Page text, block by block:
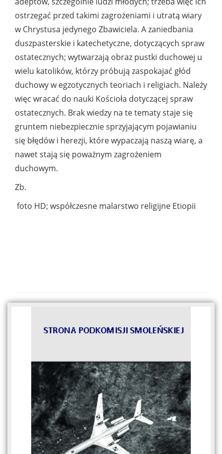
ostrzegać przed takimi zagrożeniami i utratą wiary
w Chrystusa jedynego Zbawiciela. A zaniedbania
duszpasterskie i katechetyczne, dotyczących spraw
ostatecznych; wytwarzają obraz pustki duchowej u
wielu katolików, którzy próbują zaspokajać głód
duchowy w egzotycznych teoriach i religiach. Należy
więc wracać do nauki Kościoła dotyczącej spraw
ostatecznych. Brak wiedzy na te tematy staje się
gruntem niebezpiecznie sprzyjającym pojawianiu
się błędów i herezji, które wypaczają naszą wiarę, a
nawet stają się poważnym zagrożeniem
duchowym.
Zb.
foto HD; współczesne malarstwo religijne Etiopii